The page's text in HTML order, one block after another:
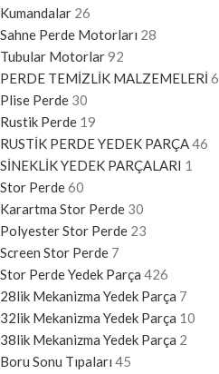
Kumandalar 26
Sahne Perde Motorları 28
Tubular Motorlar92
PERDE TEMİZLİK MALZEMELERİ 6
Plise Perde 30
Rustik Perde 19
RUSTİK PERDE YEDEK PARÇA46
SİNEKLİK YEDEK PARÇALARI 1
Stor Perde60
Karartma Stor Perde 30
Polyester Stor Perde 23
Screen Stor Perde 7
Stor Perde Yedek Parça 426
28lik Mekanizma Yedek Parça 7
32lik Mekanizma Yedek Parça 10
38lik Mekanizma Yedek Parça 2
Boru Sonu Tıpaları 45